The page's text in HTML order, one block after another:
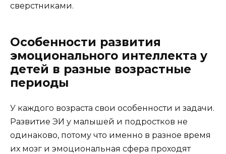
сверстниками.
Особенности развития
эмоционального интеллекта у
детей в разные возрастные
периоды
У каждого возраста свои особенности и задачи.
Развитие ЭИ у малышей и подростков не
одинаково, потому что именно в разное время
их мозг и эмоциональная сфера проходят